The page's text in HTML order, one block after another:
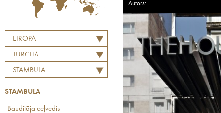
EIROPA
TURCIJA
STAMBULA
STAMBULA
Baudītāja ceļvedis
Autors: